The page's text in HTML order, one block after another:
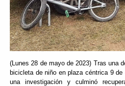
(Lunes 28 de mayo de 2023) Tras una
bicicleta de niño en plaza céntrica 9
una investigación y culminó